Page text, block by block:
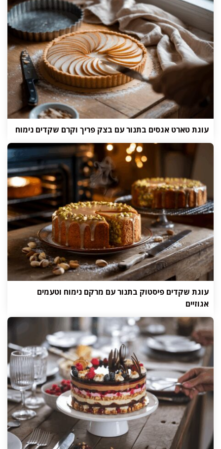
עוגת טארט אגסים בתנור עם בצק פריך וקרם שקדים נימוח
עוגת שקדים פיסטוק בתנור עם מרקם נימוח וטעמים
אגוזיים